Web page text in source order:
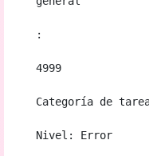
:
4999
Categoría de
Nivel: Error